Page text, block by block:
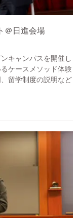
＠日進会場
キャンパスを開催し
ケースメソッド体験
留学制度の説明など